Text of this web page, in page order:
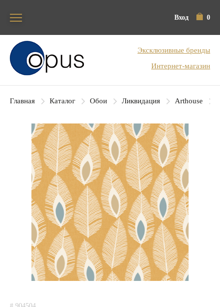
Вход 0
Блок поиска
Эксклюзивные бренды
Интернет-магазин
Главная Каталог Обои Ликвидация Arthouse